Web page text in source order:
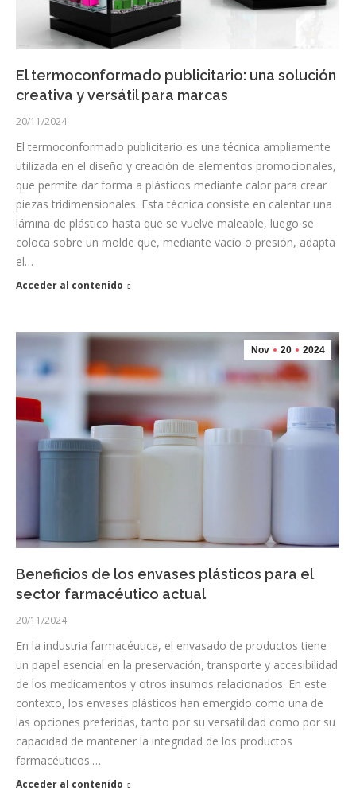
El termoconformado publicitario: una solución
creativa y versátil para marcas
20/11/2024
El termoconformado publicitario es una técnica ampliamente
utilizada en el diseño y creación de elementos promocionales,
que permite dar forma a plásticos mediante calor para crear
piezas tridimensionales. Esta técnica consiste en calentar una
lámina de plástico hasta que se vuelve maleable, luego se
coloca sobre un molde que, mediante vacío o presión, adapta
el…
Acceder al contenido
Nov 20 2024
Beneficios de los envases plásticos para el
sector farmacéutico actual
20/11/2024
En la industria farmacéutica, el envasado de productos tiene
un papel esencial en la preservación, transporte y accesibilidad
de los medicamentos y otros insumos relacionados. En este
contexto, los envases plásticos han emergido como una de
las opciones preferidas, tanto por su versatilidad como por su
capacidad de mantener la integridad de los productos
farmacéuticos.…
Acceder al contenido